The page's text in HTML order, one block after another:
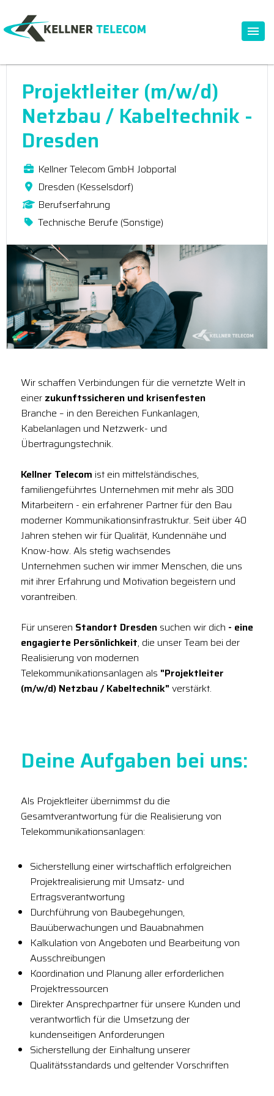
Projektleiter (m/w/d)
Netzbau / Kabeltechnik -
Dresden
Kellner Telecom GmbH Jobportal
Dresden (Kesselsdorf)
Berufserfahrung
Technische Berufe (Sonstige)
Wir schaffen Verbindungen für die vernetzte Welt in
einer zukunftssicheren und krisenfesten
Branche – in den Bereichen Funkanlagen,
Kabelanlagen und Netzwerk- und
Übertragungstechnik.
Kellner Telecom ist ein mittelständisches,
familiengeführtes Unternehmen mit mehr als 300
Mitarbeitern - ein erfahrener Partner für den Bau
moderner Kommunikationsinfrastruktur. Seit über 40
Jahren stehen wir für Qualität, Kundennähe und
Know-how. Als stetig wachsendes
Unternehmen suchen wir immer Menschen, die uns
mit ihrer Erfahrung und Motivation begeistern und
vorantreiben.
Für unseren Standort Dresden suchen wir dich - eine
engagierte Persönlichkeit, die unser Team bei der
Realisierung von modernen
Telekommunikationsanlagen als "Projektleiter
(m/w/d) Netzbau / Kabeltechnik" verstärkt.
Deine Aufgaben bei uns:
Als Projektleiter übernimmst du die
Gesamtverantwortung für die Realisierung von
Telekommunikationsanlagen:
Sicherstellung einer wirtschaftlich erfolgreichen
Projektrealisierung mit Umsatz- und
Ertragsverantwortung
Durchführung von Baubegehungen,
Bauüberwachungen und Bauabnahmen
Kalkulation von Angeboten und Bearbeitung von
Ausschreibungen
Koordination und Planung aller erforderlichen
Projektressourcen
Direkter Ansprechpartner für unsere Kunden und
verantwortlich für die Umsetzung der
kundenseitigen Anforderungen
Sicherstellung der Einhaltung unserer
Qualitätsstandards und geltender Vorschriften